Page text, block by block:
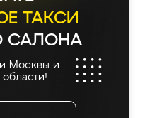
ТАКСИ
САЛОНА
Москвы и